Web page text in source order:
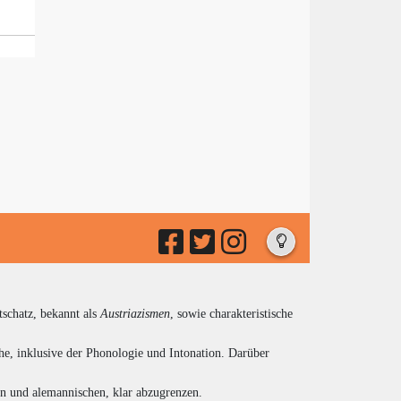
bekannt als Austriazismen , sowie charakteristische
inklusive der Phonologie und Intonation. Darüber
alemannischen, klar abzugrenzen.